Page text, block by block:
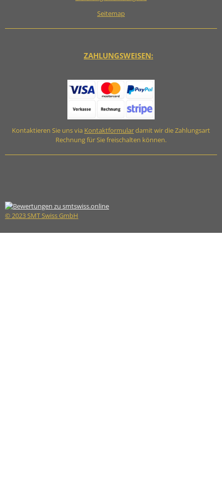
Seitemap
ZAHLUNGSWEISEN:
Kontaktieren Sie uns via Kontaktformulardamit wir die Zahlungsart
Rechnung für Sie freischalten können.
© 2023 SMT Swiss GmbH